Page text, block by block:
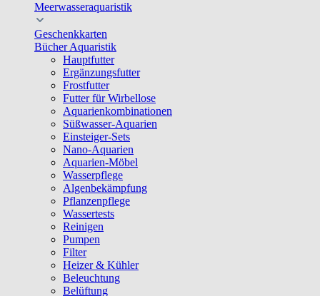
Meerwasseraquaristik
Geschenkkarten
Bücher Aquaristik
Hauptfutter
Ergänzungsfutter
Frostfutter
Futter für Wirbellose
Aquarienkombinationen
Süßwasser-Aquarien
Einsteiger-Sets
Nano-Aquarien
Aquarien-Möbel
Wasserpflege
Algenbekämpfung
Pflanzenpflege
Wassertests
Reinigen
Pumpen
Filter
Heizer & Kühler
Beleuchtung
Belüftung